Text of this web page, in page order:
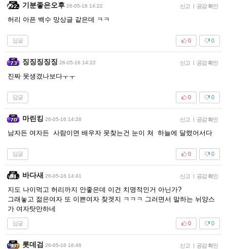
기분좋은오후 26-05-16 14:22 신고 | 공감 확인
허리 아픈 백수 망상글 같은데 ㅋㅋ
답글 0
0
징징징징징 26-05-16 14:22 신고 | 공감 확인
진짜 못생겼나보다ㅜㅜ
답글 0
0
마린킹 26-05-16 14:28 신고 | 공감 확인
남자든 여자든 사람이면 배우자 못찾는건 눈이 쳐 하늘에 달렸어서다
답글 0
0
바다새 26-05-16 14:41 신고 | 공감 확인
지도 나이먹고 허리까지 안좋은데 이건 치명적인거 아닌가?
그래놓고 젊은여자 또 이쁜여자 찾겟지 ㅋㅋㅋ 그러면서 말하는 뉘양스
가 여자탓만하네
답글 0
0
롯데검 26-05-16 16:46 신고 | 공감 확인